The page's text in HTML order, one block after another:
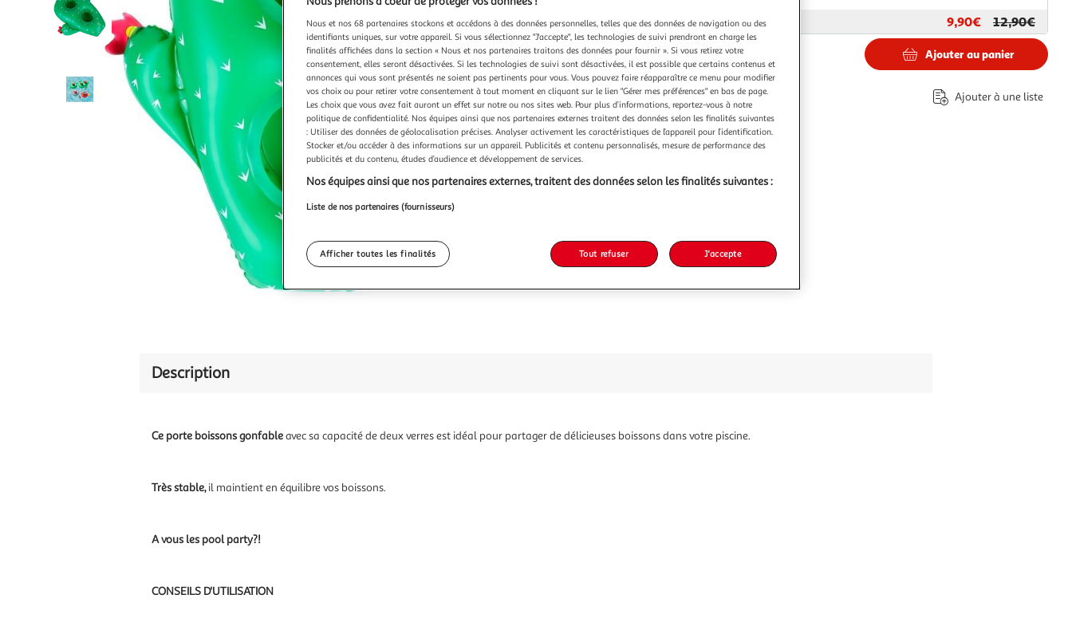
Vendu parSport4Heros 9,90€
12,90€
-23 %
12,90€
9,90€
dont 0,01€ d'éco-part.
Ajouter au panier
Ajouter à une liste
Description
Ce porte boissons gonfableavec sa capacité de deux verres est idéal pour partager de délicieuses boissons dans votre piscine.
Très stable,il maintient en équilibre vos boissons.
A vous les pool party?!
CONSEILS D'UTILISATION
Nous et nos 68 partenaires stockons et accédons à des données personnelles, telles que des données de navigation ou des
identifiants uniques, sur votre appareil. Si vous sélectionnez "J'accepte", les technologies de suivi prendront en charge les
finalités affichées dans la section « Nous et nos partenaires traitons des données pour fournir ». Si vous retirez votre
consentement, elles seront désactivées. Si les technologies de suivi sont désactivées, il est possible que certains contenus et
annonces qui vous sont présentés ne soient pas pertinents pour vous. Vous pouvez faire réapparaître ce menu pour modifier
vos choix ou pour retirer votre consentement à tout moment en cliquant sur le lien "Gérer mes préférences" en bas de page.
Les choix que vous avez fait auront un effet sur notre ou nos sites web. Pour plus d’informations, reportez-vous à notre
politique de confidentialité. Nos équipes ainsi que nos partenaires externes traitent des données selon les finalités suivantes
: Utiliser des données de géolocalisation précises. Analyser activement les caractéristiques de l’appareil pour l’identification.
Stocker et/ou accéder à des informations sur un appareil. Publicités et contenu personnalisés, mesure de performance des
publicités et du contenu, études d’audience et développement de services.
Nos équipes ainsi que nos partenaires externes, traitent des données selon les finalités suivantes :
Liste de nos partenaires (fournisseurs)
Afficher toutes les finalités Tout refuser J'accepte